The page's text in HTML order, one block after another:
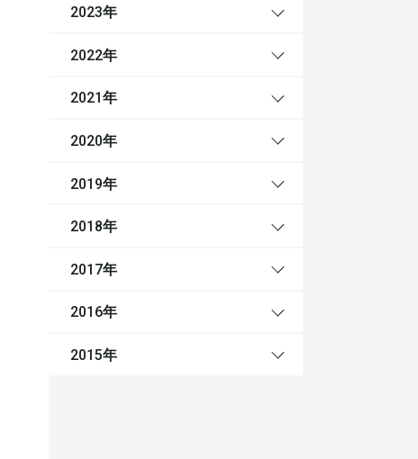
2023年
2022年
2021 年
2020年
2019年
2018年
2017年
2016年
2015年